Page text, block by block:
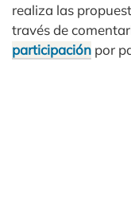
realiza las
través de
participación por